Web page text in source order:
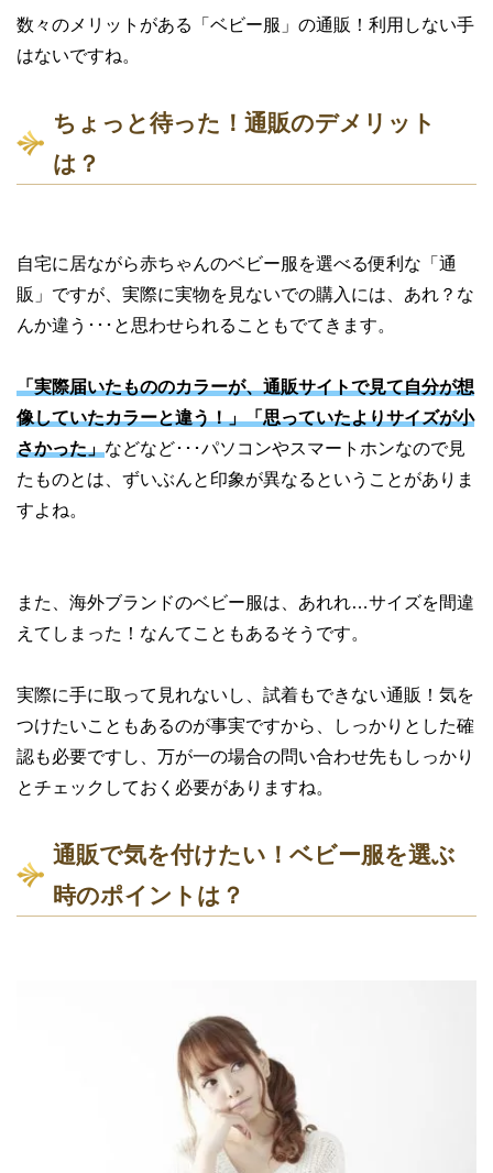
数々のメリットがある「ベビー服」の通販！利用しない手
はないですね。
ちょっと待った！通販のデメリット
は？
自宅に居ながら赤ちゃんのベビー服を選べる便利な「通
販」ですが、実際に実物を見ないでの購入には、あれ？な
んか違う･･･と思わせられることもでてきます。
「実際届いたもののカラーが、通販サイトで見て自分が想
像していたカラーと違う！」「思っていたよりサイズが小
さかった」などなど･･･パソコンやスマートホンなので見
たものとは、ずいぶんと印象が異なるということがありま
すよね。
また、海外ブランドのベビー服は、あれれ…サイズを間違
えてしまった！なんてこともあるそうです。
実際に手に取って見れないし、試着もできない通販！気を
つけたいこともあるのが事実ですから、しっかりとした確
認も必要ですし、万が一の場合の問い合わせ先もしっかり
とチェックしておく必要がありますね。
通販で気を付けたい！ベビー服を選ぶ
時のポイントは？